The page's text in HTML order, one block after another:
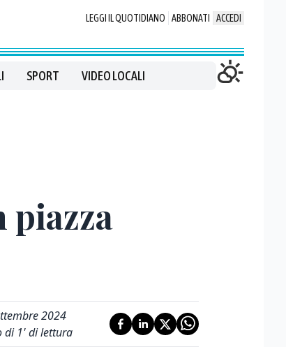
LEGGI IL QUOTIDIANO ABBONATI ACCEDI
SPORT VIDEO LOCALI
piazza
2024
di 1' di lettura